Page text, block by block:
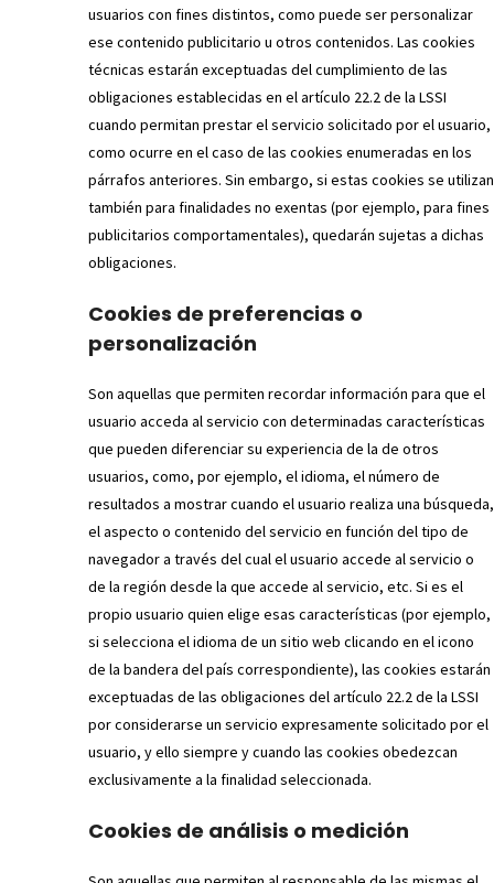
usuarios con fines distintos, como puede ser personalizar
ese contenido publicitario u otros contenidos. Las cookies
técnicas estarán exceptuadas del cumplimiento de las
obligaciones establecidas en el artículo 22.2 de la LSSI
cuando permitan prestar el servicio solicitado por el usuario,
como ocurre en el caso de las cookies enumeradas en los
párrafos anteriores. Sin embargo, si estas cookies se utilizan
también para finalidades no exentas (por ejemplo, para fines
publicitarios comportamentales), quedarán sujetas a dichas
obligaciones.
Cookies de preferencias o
personalización
Son aquellas que permiten recordar información para que el
usuario acceda al servicio con determinadas características
que pueden diferenciar su experiencia de la de otros
usuarios, como, por ejemplo, el idioma, el número de
resultados a mostrar cuando el usuario realiza una búsqueda,
el aspecto o contenido del servicio en función del tipo de
navegador a través del cual el usuario accede al servicio o
de la región desde la que accede al servicio, etc. Si es el
propio usuario quien elige esas características (por ejemplo,
si selecciona el idioma de un sitio web clicando en el icono
de la bandera del país correspondiente), las cookies estarán
exceptuadas de las obligaciones del artículo 22.2 de la LSSI
por considerarse un servicio expresamente solicitado por el
usuario, y ello siempre y cuando las cookies obedezcan
exclusivamente a la finalidad seleccionada.
Cookies de análisis o medición